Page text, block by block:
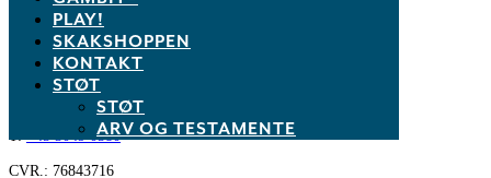
PLAY!
SKAKSHOPPEN
KONTAKT
STØT
STØT
ARV OG TESTAMENTE
Dansk Skoleskak
Sølvgade 15
1307 København K
info@skoleskak.dk
+45 3049 0580
CVR.: 76843716